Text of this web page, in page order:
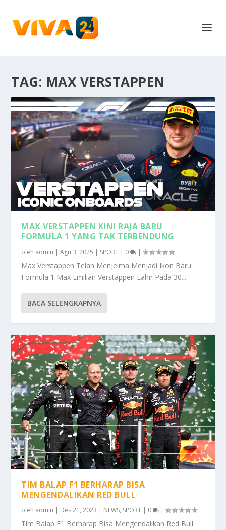
TAG: MAX VERSTAPPEN
MAX VERSTAPPEN KINI RAJA BARU
FORMULA 1 YANG TAK TERBENDUNG
oleh admin |Agu 3, 2025 | SPORT | 0 |
Max Verstappen Telah Menjelma Menjadi Ikon Baru
Formula 1 Max Emilian Verstappen Lahir Pada 30...
BACA SELENGKAPNYA
TIM BALAP F1 BERHARAP BISA
MENGENDALIKAN RED BULL
oleh admin | Des 21, 2023 | NEWS, SPORT | 0 |
Tim Balap F1 Berharap Bisa Mengendalikan Red Bull